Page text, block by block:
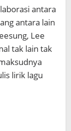
antara
antara lain
Lee
tak lain tak
lirik lagu